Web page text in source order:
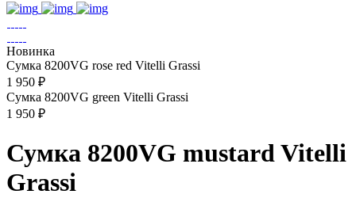
Новинка
Сумка 8200VG rose red Vitelli Grassi
1 950 ₽
Сумка 8200VG green Vitelli Grassi
1 950 ₽
Сумка 8200VG mustard Vitelli
Grassi